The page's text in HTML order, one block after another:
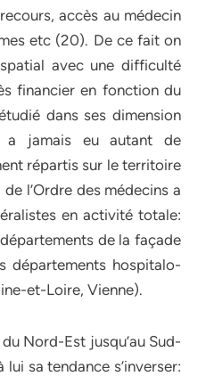
accès au médecin
etc (20). De ce fait on
avec une difficulté
financier en fonction du
dans ses dimension
a jamais eu autant de
répartis sur le territoire
l’Ordre des médecins a
en activité totale:
de la façade
départements hospitalo-
et-Loire, Vienne).
Nord-Est jusqu’au Sud-
sa tendance s’inverser: